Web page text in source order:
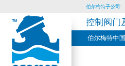
Skip
伯尔梅特子公司:
控制阀门
伯尔梅特中国